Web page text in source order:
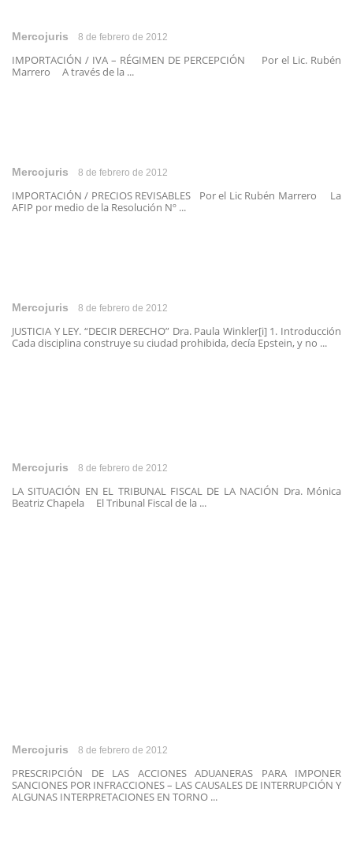
Mercojuris 8 de febrero de 2012
IMPORTACIÓN / IVA – RÉGIMEN DE PERCEPCIÓN Por el Lic. Rubén
Marrero A través de la ...
Mercojuris 8 de febrero de 2012
IMPORTACIÓN / PRECIOS REVISABLES Por el Lic Rubén Marrero La
AFIP por medio de la Resolución Nº ...
Mercojuris 8 de febrero de 2012
JUSTICIA Y LEY. “DECIR DERECHO” Dra. Paula Winkler[i] 1. Introducción
Cada disciplina construye su ciudad prohibida, decía Epstein, y no ...
Mercojuris 8 de febrero de 2012
LA SITUACIÓN EN EL TRIBUNAL FISCAL DE LA NACIÓN Dra. Mónica
Beatriz Chapela El Tribunal Fiscal de la ...
Mercojuris 8 de febrero de 2012
PRESCRIPCIÓN DE LAS ACCIONES ADUANERAS PARA IMPONER
SANCIONES POR INFRACCIONES – LAS CAUSALES DE INTERRUPCIÓN Y
ALGUNAS INTERPRETACIONES EN TORNO ...